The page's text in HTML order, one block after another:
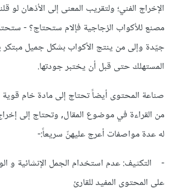
الإخراج الفني؛ ولتقريب المعنى إلى الأذهان لو
مصنع للأكواب الزجاجية فإلام ستحتاج؟ -
جيّدة وإلى من ينتج الأكواب بشكل جميل مبتكر
المستهلك حتى قبل أن يختبر جودتها.
صناعة المحتوى أيضاً تحتاج إلى مادة خام
من القراءة في موضوع المقال, وتحتاج إلى
له عدة مواصفات أعرج عليهنّ سريعاً:-
- التكثيف: عدم استخدام الجمل الإنشائية و
على المحتوى المفيد للقارئ